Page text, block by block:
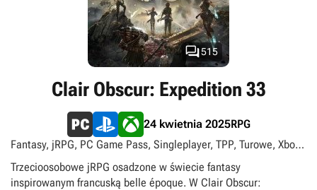
budowania sklepów z magicznym ekwipunkiem, a także nowe
przedmioty, budynki i ich ulepszenia.
515
Clair Obscur: Expedition 33
24 kwietnia 2025RPG
Fantasy, jRPG, PC Game Pass, Singleplayer, TPP, Turowe, Xbox
Game Pass Ultimate, Xbox Game Pass Premium, singleplayer
Trzecioosobowe jRPG osadzone w świecie fantasy
inspirowanym francuską belle époque. W Clair Obscur: